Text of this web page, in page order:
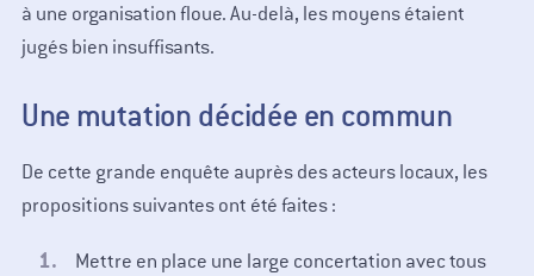
à une organisation floue. Au-delà, les moyens étaient
jugés bien insuffisants.
Une mutation décidée en commun
De cette grande enquête auprès des acteurs locaux, les
propositions suivantes ont été faites :
Mettre en place une large concertation avec tous